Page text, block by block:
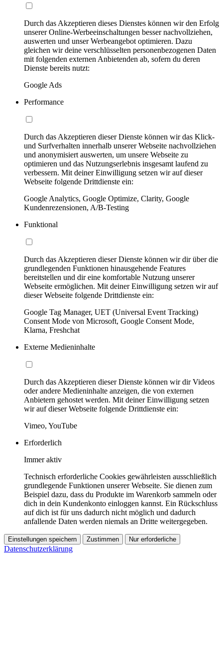
Durch das Akzeptieren dieses Dienstes können wir den Erfolg
unserer Online-Werbeeinschaltungen besser nachvollziehen,
auswerten und unser Werbeangebot optimieren. Dazu
gleichen wir deine verschlüsselten personenbezogenen Daten
mit folgenden externen Anbietenden ab, sofern du deren
Dienste bereits nutzt:
Google Ads
Performance
Durch das Akzeptieren dieser Dienste können wir das Klick-
und Surfverhalten innerhalb unserer Webseite nachvollziehen
und anonymisiert auswerten, um unsere Webseite zu
optimieren und das Nutzungserlebnis insgesamt laufend zu
verbessern. Mit deiner Einwilligung setzen wir auf dieser
Webseite folgende Drittdienste ein:
Google Analytics, Google Optimize, Clarity, Google
Kundenrezensionen, A/B-Testing
Funktional
Durch das Akzeptieren dieser Dienste können wir dir über die
grundlegenden Funktionen hinausgehende Features
bereitstellen und dir eine komfortable Nutzung unserer
Webseite ermöglichen. Mit deiner Einwilligung setzen wir auf
dieser Webseite folgende Drittdienste ein:
Google Tag Manager, UET (Universal Event Tracking)
Consent Mode von Microsoft, Google Consent Mode,
Klarna, Freshchat
Externe Medieninhalte
Durch das Akzeptieren dieser Dienste können wir dir Videos
oder andere Medieninhalte anzeigen, die von externen
Anbietern gehostet werden. Mit deiner Einwilligung setzen
wir auf dieser Webseite folgende Drittdienste ein:
Vimeo, YouTube
Erforderlich
Immer aktiv
Technisch erforderliche Cookies gewährleisten ausschließlich
grundlegende Funktionen unserer Webseite. Sie dienen zum
Beispiel dazu, dass du Produkte im Warenkorb sammeln oder
dich in dein Kundenkonto einloggen kannst. Ein Rückschluss
auf dich ist für uns dadurch nicht möglich und dadurch
anfallende Daten werden niemals an Dritte weitergegeben.
Einstellungen speichern Zustimmen Nur erforderliche
Datenschutzerklärung